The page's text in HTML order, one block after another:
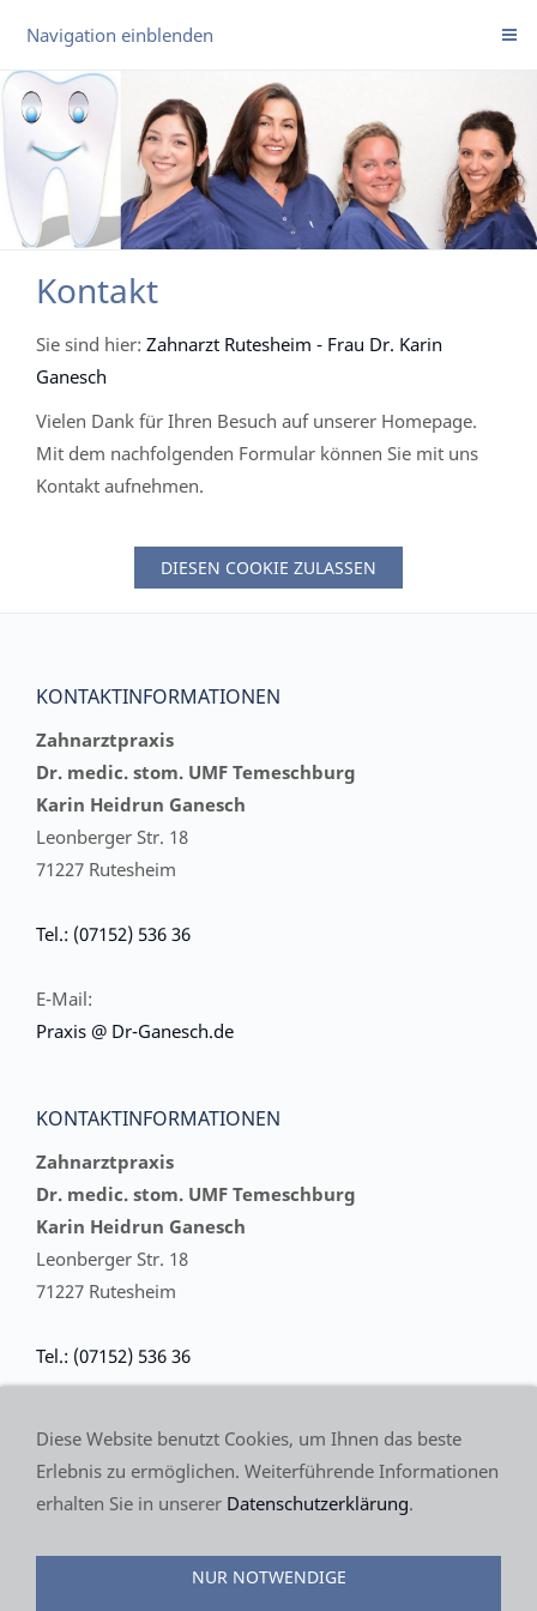
Navigation einblenden
Kontakt
Sie sind hier: Zahnarzt Rutesheim - Frau Dr. Karin
Ganesch
Vielen Dank für Ihren Besuch auf unserer Homepage.
Mit dem nachfolgenden Formular können Sie mit uns
Kontakt aufnehmen.
DIESEN COOKIE ZULASSEN
KONTAKTINFORMATIONEN
Zahnarztpraxis
Dr. medic. stom. UMF Temeschburg
Karin Heidrun Ganesch
Leonberger Str. 18
71227 Rutesheim
Tel.: (07152) 536 36
E-Mail:
Praxis @ Dr-Ganesch.de
KONTAKTINFORMATIONEN
Zahnarztpraxis
Dr. medic. stom. UMF Temeschburg
Karin Heidrun Ganesch
Leonberger Str. 18
71227 Rutesheim
Tel.: (07152) 536 36
Praxis @ Dr-Ganesch.de
Temeschburg Karin Heidrun Ganesch, Leonberger Str.
Diese Website benutzt Cookies, um Ihnen das beste
Erlebnis zu ermöglichen. Weiterführende Informationen
erhalten Sie in unserer Datenschutzerklärung.
NUR NOTWENDIGE